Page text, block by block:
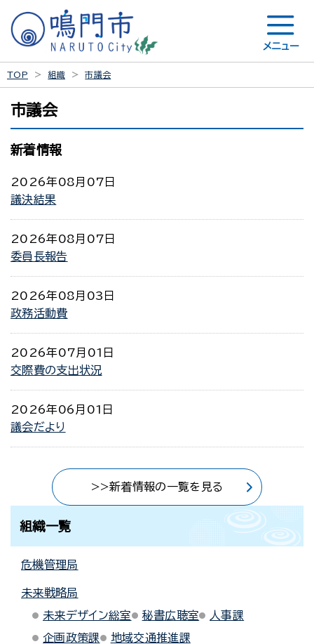
メニュー
TOP 組織 市議会
市議会
新着情報
2026年08月07日
議決結果
2026年08月07日
委員長報告
2026年08月03日
政務活動費
2026年07月01日
交際費の支出状況
2026年06月01日
議会だより
>>新着情報の一覧を見る
組織一覧
危機管理局
未来戦略局
未来デザイン総室
秘書広聴室
人事課
企画政策課
地域交通推進課